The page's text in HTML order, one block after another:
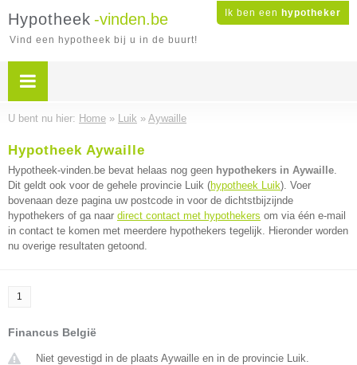
Ik ben een hypotheker
Hypotheek -vinden.be
Vind een hypotheek bij u in de buurt!
U bent nu hier: Home » Luik » Aywaille
Hypotheek Aywaille
Hypotheek-vinden.be bevat helaas nog geen hypothekers in Aywaille.
Dit geldt ook voor de gehele provincie Luik (hypotheek Luik). Voer
bovenaan deze pagina uw postcode in voor de dichtstbijzijnde
hypothekers of ga naar direct contact met hypothekers om via één e-mail
in contact te komen met meerdere hypothekers tegelijk. Hieronder worden
nu overige resultaten getoond.
1
Financus België
Niet gevestigd in de plaats Aywaille en in de provincie Luik.